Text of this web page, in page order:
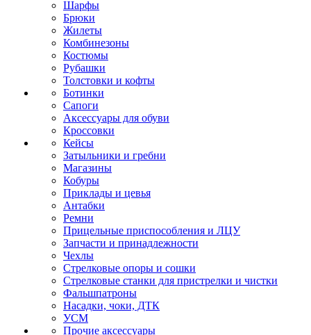
Шарфы
Брюки
Жилеты
Комбинезоны
Костюмы
Рубашки
Толстовки и кофты
Ботинки
Сапоги
Аксессуары для обуви
Кроссовки
Кейсы
Затыльники и гребни
Магазины
Кобуры
Приклады и цевья
Антабки
Ремни
Прицельные приспособления и ЛЦУ
Запчасти и принадлежности
Чехлы
Стрелковые опоры и сошки
Стрелковые станки для пристрелки и чистки
Фальшпатроны
Насадки, чоки, ДТК
УСМ
Прочие аксессуары